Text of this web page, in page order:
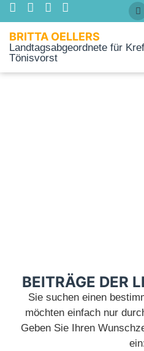
BRITTA OELLERS
Landtagsabgeordnete für
Tönisvorst
BEITRÄGE DER
Sie suchen einen
möchten einfach nur
Geben Sie Ihren